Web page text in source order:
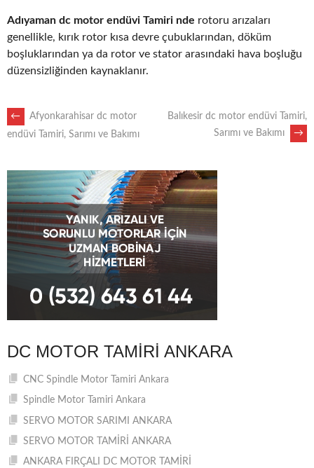
Adıyaman dc motor endüvi Tamiri nde rotoru arızaları
genellikle, kırık rotor kısa devre çubuklarından, döküm
boşluklarından ya da rotor ve stator arasındaki hava boşluğu
düzensizliğinden kaynaklanır.
POST
NAVIGATION
←
Afyonkarahisar dc motor
endüvi Tamiri, Sarımı ve Bakımı
Balıkesir dc motor endüvi Tamiri,
Sarımı ve Bakımı
→
DC MOTOR TAMIRI ANKARA
CNC Spindle Motor Tamiri Ankara
Spindle Motor Tamiri Ankara
SERVO MOTOR SARIMI ANKARA
SERVO MOTOR TAMİRİ ANKARA
ANKARA FIRÇALI DC MOTOR TAMİRİ